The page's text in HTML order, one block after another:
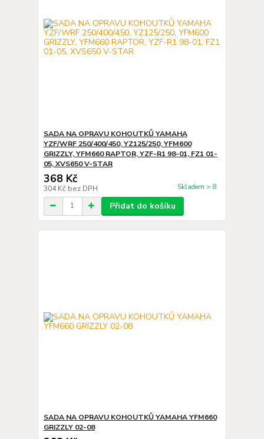
SADA NA OPRAVU KOHOUTKŮ YAMAHA
YZF/WRF 250/400/450, YZ125/250, YFM600
GRIZZLY, YFM660 RAPTOR, YZF-R1 98-01, FZ1 01-
05, XVS650 V-STAR
368 Kč
304 Kč bez DPH Skladem > 8
Přidat do košíku
SADA NA OPRAVU KOHOUTKŮ YAMAHA YFM660
GRIZZLY 02-08